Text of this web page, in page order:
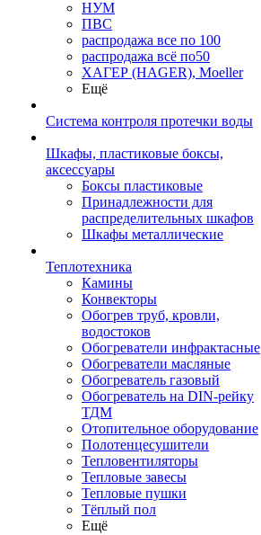
НУМ
ПВС
распродажа все по 100
распродажа всё по50
ХАГЕР (HAGER), Moeller
Ещё
Система контроля протечки воды
Шкафы, пластиковые боксы,
аксессуары
Боксы пластиковые
Принадлежности для
распределительных шкафов
Шкафы металлические
Теплотехника
Камины
Конвекторы
Обогрев труб, кровли,
водостоков
Обогреватели инфрактасные
Обогреватели масляные
Обогреватель газовый
Обогреватель на DIN-рейку
ТДМ
Отопительное оборудование
Полотенцесушители
Тепловентиляторы
Тепловые завесы
Тепловые пушки
Тёплый пол
Ещё